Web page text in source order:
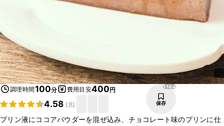
調理時間100分 費用目安400円
4.58 (9)
1144
保存
プリン液にココアパウダーを混ぜ込み、チョコレート味のプリンに仕